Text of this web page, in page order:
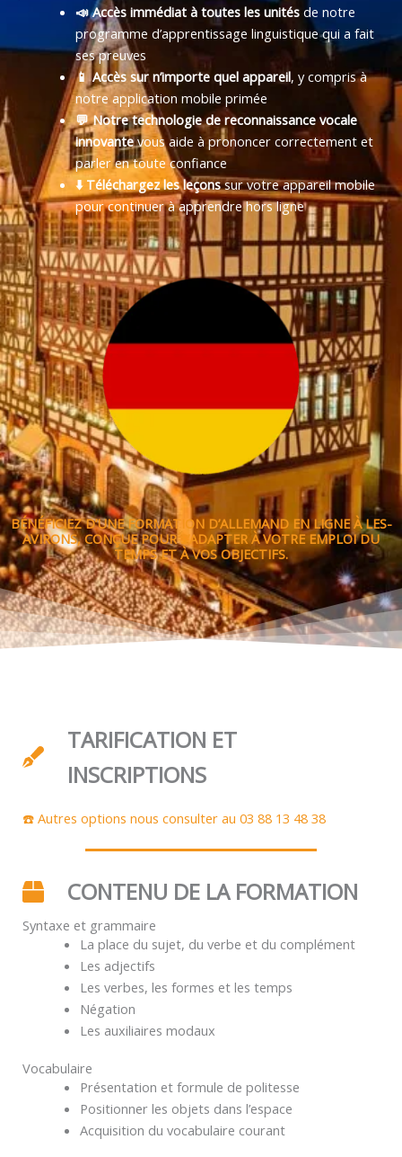
📣 Accès immédiat à toutes les unitésde notre
programme d’apprentissage linguistique qui a fait
ses preuves
📱 Accès sur n’importe quel appareil, y compris à
notre application mobile primée
💬 Notre technologie de reconnaissance vocale
innovantevous aide à prononcer correctement et
parler en toute confiance
⬇️ Téléchargez les leçonssur votre appareil mobile
pour continuer à apprendre hors ligne
BÉNÉFICIEZ D’UNE FORMATION D’ALLEMAND EN LIGNE À LES-
AVIRONS, CONÇUE POUR S’ADAPTER À VOTRE EMPLOI DU
TEMPS ET À VOS OBJECTIFS.
TARIFICATION ET
INSCRIPTIONS
☎️ Autres options nous consulter au 03 88 13 48 38
CONTENU DE LA FORMATION
Syntaxe et grammaire
La place du sujet, du verbe et du complément
Les adjectifs
Les verbes, les formes et les temps
Négation
Les auxiliaires modaux
Vocabulaire
Présentation et formule de politesse
Positionner les objets dans l’espace
Acquisition du vocabulaire courant